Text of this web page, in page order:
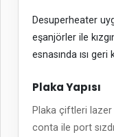
Desuperheater
eşanjörler ile
esnasında ısı geri
Plaka Yapısı
Plaka çiftleri
conta ile port